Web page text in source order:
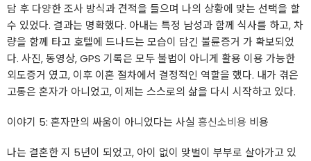
담 후 다양한 조사 방식과 견적을 들으며 나의 상황에 맞는 선택을 할
수 있었다. 결과는 명확했다. 아내는 특정 남성과 함께 식사를 하고, 차
량을 함께 타고 호텔에 드나드는 모습이 담긴 불륜증거 가 확보되었
다. 사진, 동영상, GPS 기록은 모두 불법이 아니게 활용 이용 가능한
외도증거 였고, 이후 이혼 절차에서 결정적인 역할을 했다. 내가 겪은
고통은 혼자가 아니었고, 이제는 스스로의 삶을 다시 시작하고 있다.
이야기 5: 혼자만의 싸움이 아니었다는 사실 흥신소비용 비용
나는 결혼한 지 5년이 되었고, 아이 없이 맞벌이 부부로 살아가고 있